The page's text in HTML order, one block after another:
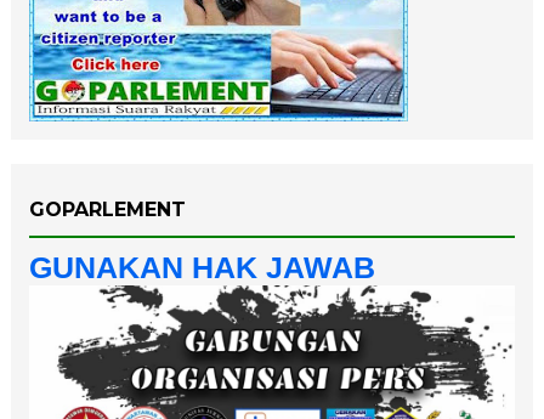
GOPARLEMENT
GUNAKAN HAK JAWAB